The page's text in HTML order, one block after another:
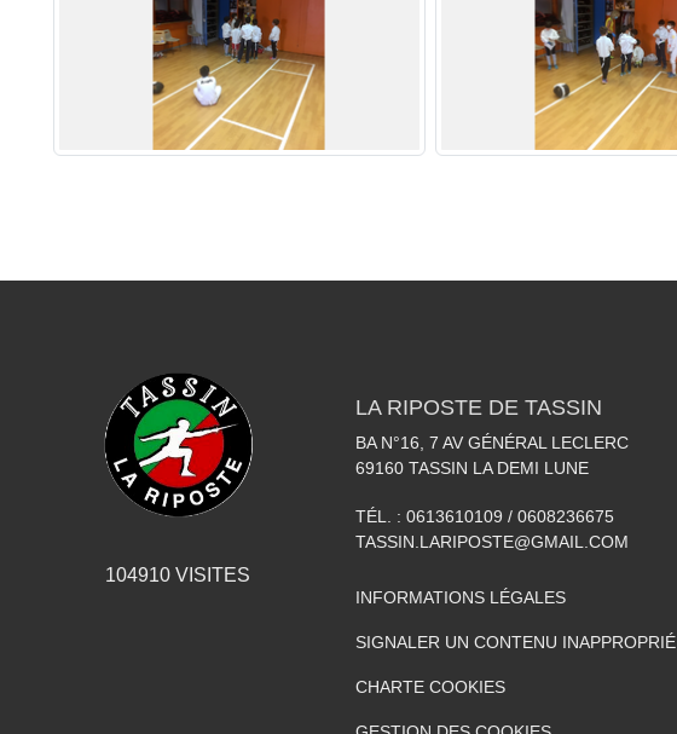
104910 VISITES
LA RIPOSTE DE TASSIN
BA N°16, 7 AV GÉNÉRAL LECLERC
69160 TASSIN LA DEMI LUNE
TÉL. : 0613610109 / 0608236675
TASSIN.LARIPOSTE@GMAIL.COM
INFORMATIONS LÉGALES
SIGNALER UN CONTENU INAPPROPRIÉ
CHARTE COOKIES